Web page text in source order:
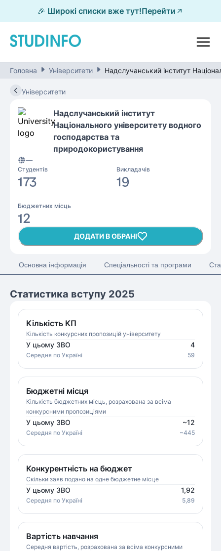
🎉 Широкі списки вже тут!Перейти
Головна Університети Надслучанський інститут
Університети
Надслучанський інститут
Національного університету водного
господарства та
природокористування
—
Студентів
173
Викладачів
19
Бюджетних місць
12
ДОДАТИ В ОБРАНІ
Основна інформація Спеціальності та програми
Статистика вступу 2025
Кількість КП
Кількість конкурсних пропозицій університету
У цьому ЗВО 4
Середня по Україні 59
Бюджетні місця
Кількість бюджетних місць, розрахована за всіма
конкурсними пропозиціями
У цьому ЗВО ~12
Середня по Україні ~445
Конкурентність на бюджет
Скільки заяв подано на одне бюджетне місце
У цьому ЗВО 1,92
Середня по Україні 5,89
Вартість навчання
Середня вартість, розрахована за всіма конкурсними